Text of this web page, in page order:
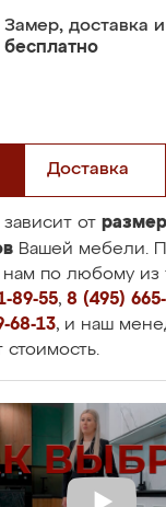
Замер, доставка
бесплатно
Доставка
от
Вашей мебели.
нам по любому из
89-55, 8 (495)
68-13, и наш
стоимость.